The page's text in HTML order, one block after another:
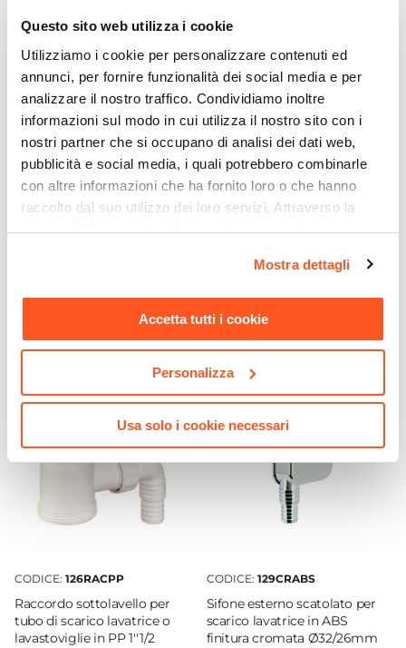
Questo sito web utilizza i cookie
Utilizziamo i cookie per personalizzare contenuti ed
annunci, per fornire funzionalità dei social media e per
analizzare il nostro traffico. Condividiamo inoltre
informazioni sul modo in cui utilizza il nostro sito con i
nostri partner che si occupano di analisi dei dati web,
pubblicità e social media, i quali potrebbero combinarle
con altre informazioni che ha fornito loro o che hanno
raccolto dal suo utilizzo dei loro servizi. Attraverso la
sezione "Mostra dettagli" è possibile gestire le proprie
momento. Per maggiori informazioni si invita a leggere la
nostraCookie Policy.
Mostra dettagli
Accetta tutti i cookie
Personalizza
Usa solo i cookie necessari
Colore
Cromo
Finitura
Cromata
Marca
Paffoni
Materiale
Ottone
CODICE:KIT-LAVP
Kit scarico universale per
CODICE:KIT-LAV2
Scarico universale per
lavatoio completo di sifone
piletta e troppopieno in
€ 9,00
CODICE: 126RACPP
Raccordo sottolavello per
tubo di scarico lavatrice o
lavastoviglie in PP 1''1/2
CODICE: 129CRABS
Sifone esterno scatolato per
scarico lavatrice in ABS
finitura cromata Ø32/26mm